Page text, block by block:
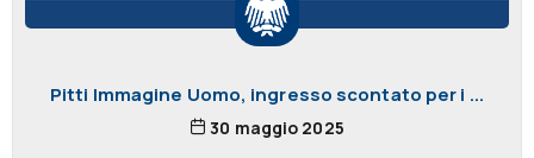
Pitti Immagine Uomo, ingresso scontato per i ...
30 maggio 2025